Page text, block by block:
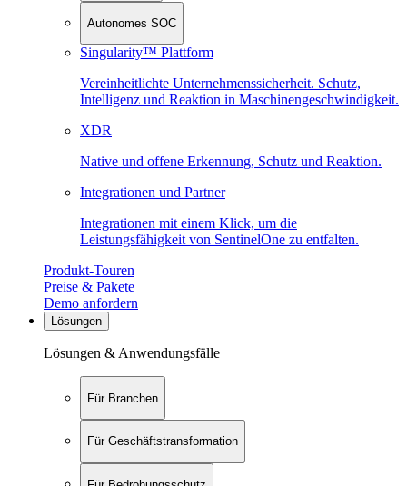
Autonomes SOC
Singularity™ Plattform
Vereinheitlichte Unternehmenssicherheit. Schutz,
Intelligenz und Reaktion in Maschinen­geschwindigkeit.
XDR
Native und offene Erkennung, Schutz und Reaktion.
Integrationen und Partner
Integrationen mit einem Klick, um die
Leistungsfähigkeit von SentinelOne zu entfalten.
Produkt-Touren
Preise & Pakete
Demo anfordern
Lösungen
Lösungen & Anwendungsfälle
Für Branchen
Für Geschäftstransformation